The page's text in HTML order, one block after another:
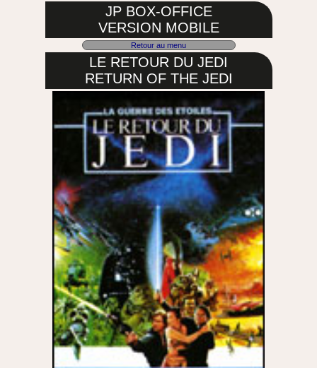
JP BOX-OFFICE
VERSION MOBILE
Retour au menu
LE RETOUR DU JEDI
RETURN OF THE JEDI